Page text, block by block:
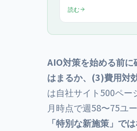
化。エージェント時代に
説します。
読む
AIO対策を始める前
はまるか、(3)費用対
は自社サイト500ペー
月時点で週58〜75ユ
「特別な新施策」で